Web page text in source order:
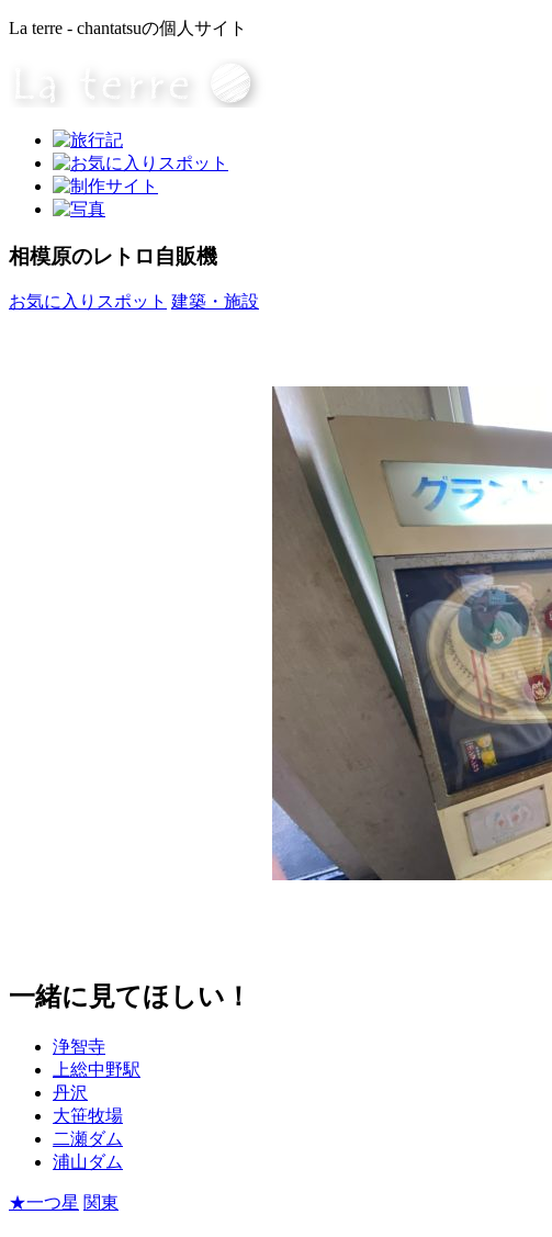
La terre - chantatsuの個人サイト
相模原のレトロ自販機
お気に入りスポット 建築・施設
一緒に見てほしい！
浄智寺
上総中野駅
丹沢
大笹牧場
二瀬ダム
浦山ダム
★一つ星 関東